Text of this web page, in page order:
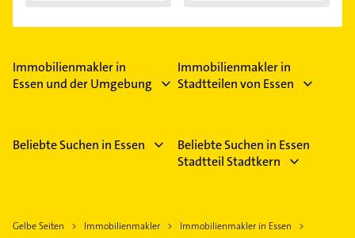
Immobilienmakler in
Essen und der Umgebung
Immobilienmakler in
Stadtteilen von Essen
Beliebte Suchen in Essen
Beliebte Suchen in Essen
Stadtteil Stadtkern
Gelbe Seiten Immobilienmakler
Immobilienmakler in Essen